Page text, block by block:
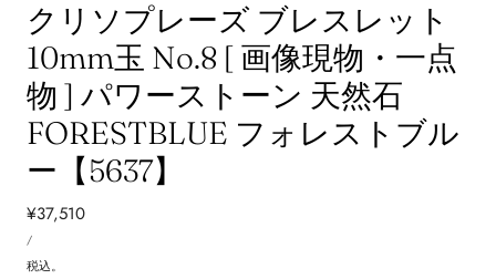
クリソプレーズ ブレスレット
10mm玉 No.8 [ 画像現物・一点
物 ] パワーストーン 天然石
FORESTBLUE フォレストブル
ー【5637】
通
常
価
¥37,510
単
価/あ
り
税込。